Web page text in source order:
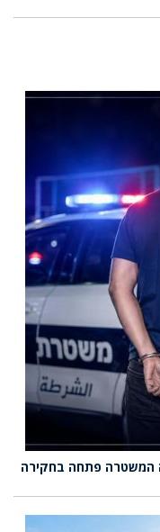
המשטרה פתחה בחקירה